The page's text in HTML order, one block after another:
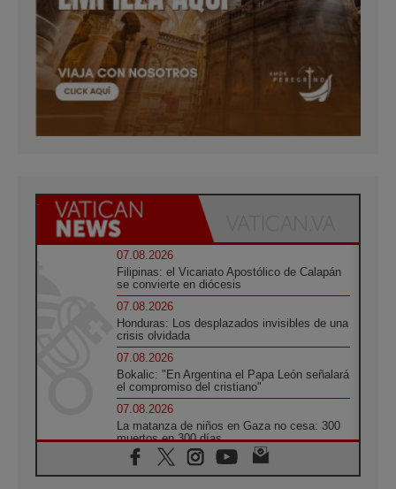
07.08.2026
Filipinas: el Vicariato Apostólico de Calapán
se convierte en diócesis
07.08.2026
Honduras: Los desplazados invisibles de una
crisis olvidada
07.08.2026
Bokalic: "En Argentina el Papa León señalará
el compromiso del cristiano"
07.08.2026
La matanza de niños en Gaza no cesa: 300
muertos en 300 días
07.08.2026
Tagle: La guerra desfigura el mundo, solo la